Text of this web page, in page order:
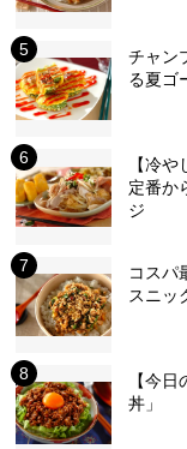
チャン
る夏ゴ
【冷
定番か
ジ
コスパ
スニッ
【今
丼」